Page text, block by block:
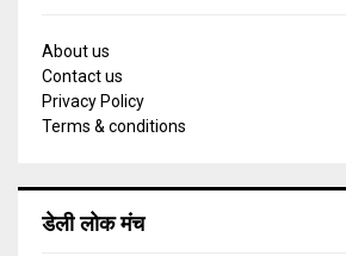
About us
Contact us
Privacy Policy
Terms & conditions
डेली लोक मंच